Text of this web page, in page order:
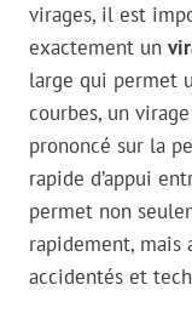
virages, il est
exactement un
large qui permet
courbes, un
prononcé sur la
rapide d’appui
permet non
rapidement, mais
accidentés et